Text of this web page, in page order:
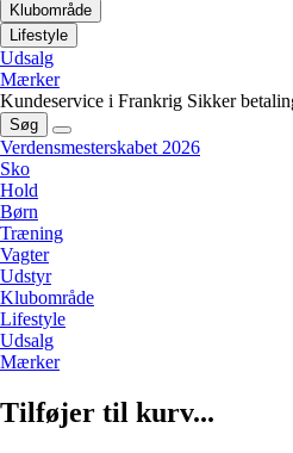
Klubområde
Lifestyle
Udsalg
Mærker
Kundeservice i Frankrig Sikker
Søg
Verdensmesterskabet 2026
Sko
Hold
Børn
Træning
Vagter
Udstyr
Klubområde
Lifestyle
Udsalg
Mærker
Tilføjer til kurv...